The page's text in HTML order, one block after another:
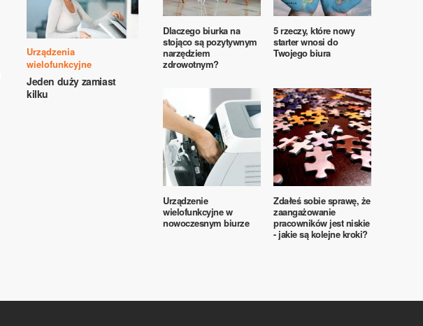
Urządzenia
wielofunkcyjne
Jeden duży zamiast
kilku
Dlaczego biurka na
stojąco są pozytywnym
narzędziem
zdrowotnym?
5 rzeczy, które nowy
starter wnosi do
Twojego biura
Urządzenie
wielofunkcyjne w
nowoczesnym biurze
Zdałeś sobie sprawę, że
zaangażowanie
pracowników jest niskie
- jakie są kolejne kroki?